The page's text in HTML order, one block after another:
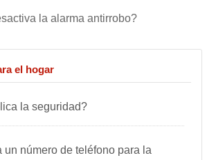
la alarma antirrobo?
el hogar
la seguridad?
un número de teléfono para la